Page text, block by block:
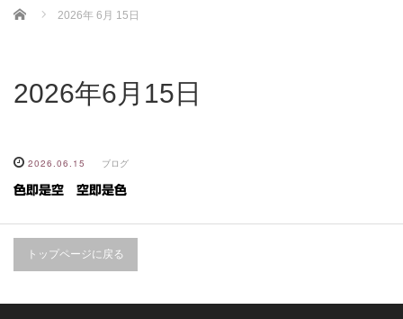
Home 2026年 6月 15日
2026年6月15日
2026.06.15 ブログ
色即是空 空即是色
トップページに戻る